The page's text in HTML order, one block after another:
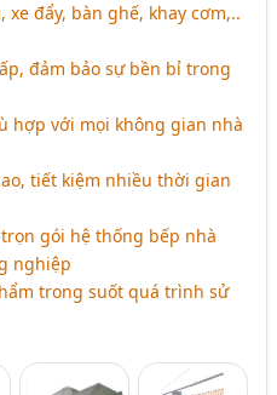
đẩy, bàn ghế, khay cơm,..
đảm bảo sự bền bỉ trong
hợp với mọi không gian nhà
tiết kiệm nhiều thời gian
gói hệ thống bếp nhà
nghiệp
trong suốt quá trình sử